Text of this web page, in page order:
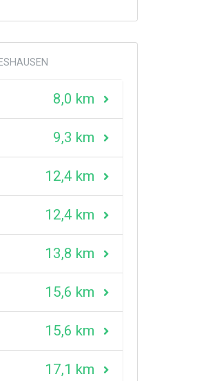
8,0 km
9,3 km
12,4 km
12,4 km
13,8 km
15,6 km
15,6 km
17,1 km